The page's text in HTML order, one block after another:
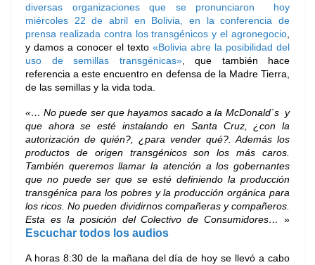
diversas organizaciones que se pronunciaron hoy
miércoles 22 de abril en Bolivia, en la conferencia de
prensa realizada contra los transgénicos y el agronegocio
y damos a conocer el texto «Bolivia abre la posibilidad del
uso de semillas transgénicas», que también hace
referencia a este encuentro en defensa de la Madre Tierra,
de las semillas y la vida toda.
«… No puede ser que hayamos sacado a la McDonald´s y
que ahora se esté instalando en Santa Cruz, ¿con la
autorización de quién?, ¿para vender qué?. Además los
productos de origen transgénicos son los más caros.
También queremos llamar la atención a los gobernantes
que no puede ser que se esté definiendo la producción
transgénica para los pobres y la producción orgánica para
los ricos. No pueden dividirnos compañeras y compañeros.
Esta es la posición del Colectivo de Consumidores…
»
Escuchar todos los audios
A horas 8:30 de la mañana del día de hoy se llevó a cabo